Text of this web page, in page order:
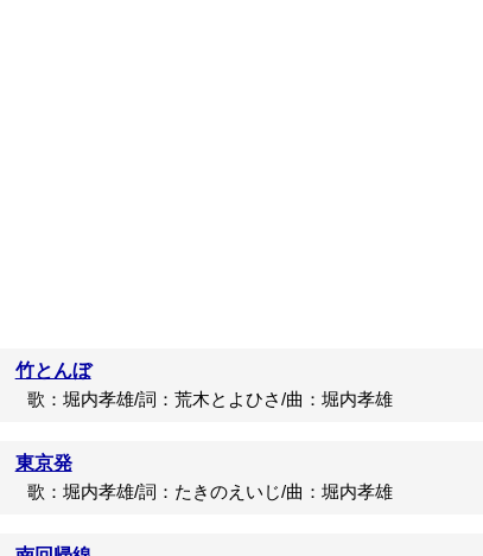
竹とんぼ
歌：堀内孝雄/詞：荒木とよひさ/曲：堀内孝雄
東京発
歌：堀内孝雄/詞：たきのえいじ/曲：堀内孝雄